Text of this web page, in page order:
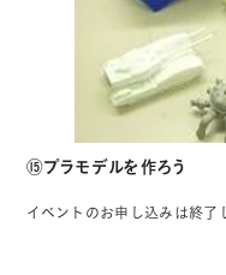
⑮プラモデルを作ろう
イベントのお申し込みは終了